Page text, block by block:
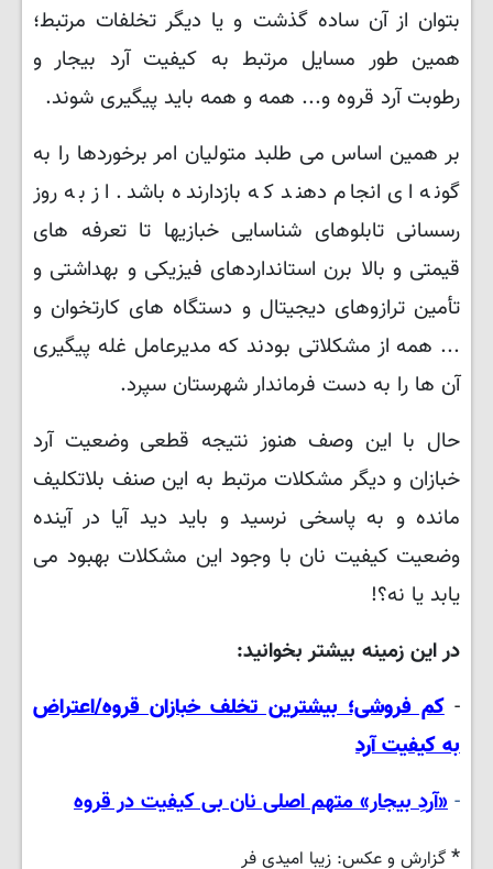
بتوان از آن ساده گذشت و یا دیگر تخلفات مرتبط؛
همین طور مسایل مرتبط به کیفیت آرد بیجار و
رطوبت آرد قروه و... همه و همه باید پیگیری شوند.
بر همین اساس می طلبد متولیان امر برخوردها را به
گونه ای انجام دهند که بازدارنده باشد. از به روز
رسسانی تابلوهای شناسایی خبازیها تا تعرفه های
قیمتی و بالا برن استانداردهای فیزیکی و بهداشتی و
تأمین ترازوهای دیجیتال و دستگاه های کارتخوان و
... همه از مشکلاتی بودند که مدیرعامل غله پیگیری
آن ها را به دست فرماندار شهرستان سپرد.
حال با این وصف هنوز نتیجه قطعی وضعیت آرد
خبازان و دیگر مشکلات مرتبط به این صنف بلاتکلیف
مانده و به پاسخی نرسید و باید دید آیا در آینده
وضعیت کیفیت نان با وجود این مشکلات بهبود می
یابد یا نه؟!
در این زمینه بیشتر بخوانید:
-کم فروشی؛ بیشترین تخلف خبازان قروه/اعتراض
به کیفیت آرد
- «آردِ بیجار» متهم اصلی نان بی کیفیت در قروه
* گزارش و عکس: زیبا امیدی فر